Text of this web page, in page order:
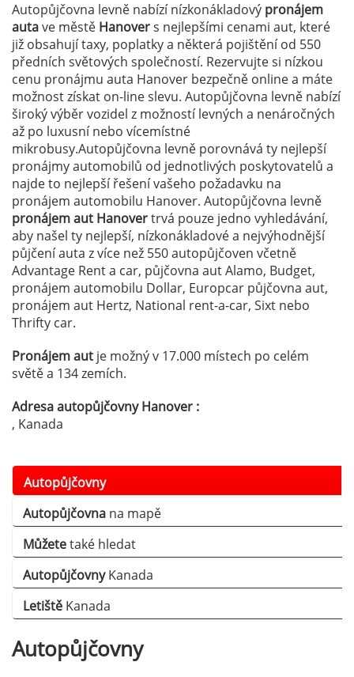
Autopůjčovna levně nabízí nízkonákladový pronájem
autave městě Hanovers nejlepšími cenami aut, které
již obsahují taxy, poplatky a některá pojištění od 550
předních světových společností. Rezervujte si nízkou
cenu pronájmu auta Hanover bezpečně online a máte
možnost získat on-line slevu. Autopůjčovna levně nabízí
široký výběr vozidel z možností levných a nenáročných
až po luxusní nebo vícemístné
mikrobusy.Autopůjčovna levně porovnává ty nejlepší
pronájmy automobilů od jednotlivých poskytovatelů a
najde to nejlepší řešení vašeho požadavku na
pronájem automobilu Hanover. Autopůjčovna levně
pronájem aut Hanovertrvá pouze jedno vyhledávání,
aby našel ty nejlepší, nízkonákladové a nejvýhodnější
půjčení auta z více než 550 autopůjčoven včetně
Advantage Rent a car, půjčovna aut Alamo, Budget,
pronájem automobilu Dollar, Europcar půjčovna aut,
pronájem aut Hertz, National rent-a-car, Sixt nebo
Thrifty car.
Pronájem aut je možný v 17.000 místech po celém
světě a 134 zemích.
Adresa autopůjčovny Hanover :
, Kanada
Autopůjčovny
Autopůjčovna na mapě
Můžetetaké hledat
AutopůjčovnyKanada
Letiště Kanada
Autopůjčovny